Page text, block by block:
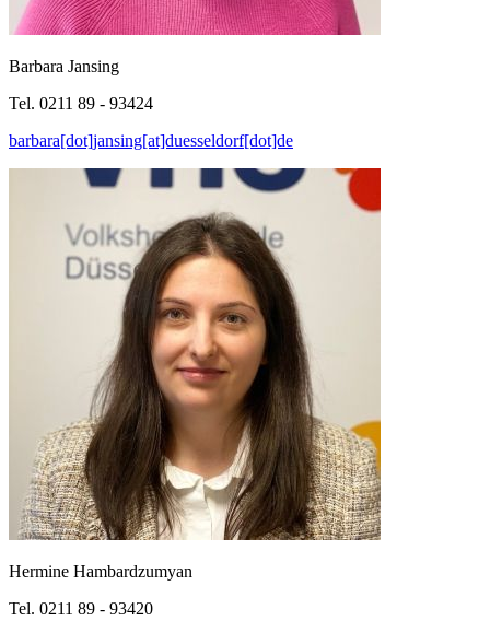
Barbara Jansing
Tel. 0211 89 - 93424
barbara[dot]jansing[at]duesseldorf[dot]de
Hermine Hambardzumyan
Tel. 0211 89 - 93420